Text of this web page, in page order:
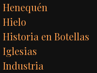
Henequén
Hielo
Historia en Botellas
Iglesias
Industria